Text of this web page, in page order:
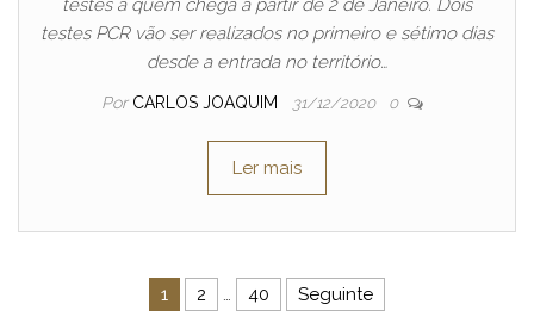
testes a quem chega a partir de 2 de Janeiro. Dois
testes PCR vão ser realizados no primeiro e sétimo dias
desde a entrada no território…
Por CARLOS JOAQUIM 31/12/2020 0
Ler mais
Navegação de artigos
1 2 … 40 Seguinte